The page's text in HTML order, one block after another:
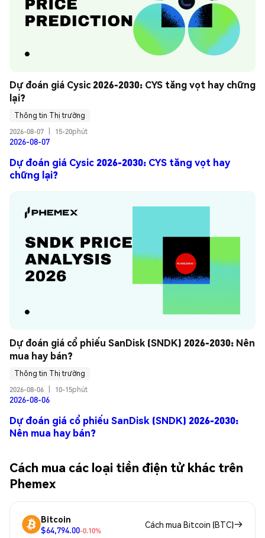
Dự đoán giá Cysic 2026-2030: CYS tăng vọt hay chững
lại?
Thông tin Thị trường
2026-08-07
15-20phút
2026-08-07
Dự đoán giá Cysic 2026-2030: CYS tăng vọt hay
chững lại?
Dự đoán giá cổ phiếu SanDisk (SNDK) 2026-2030: Nên
mua hay bán?
Thông tin Thị trường
2026-08-06
10-15phút
2026-08-06
Dự đoán giá cổ phiếu SanDisk (SNDK) 2026-2030:
Nên mua hay bán?
Cách mua các loại tiền điện tử khác trên
Phemex
Bitcoin
$64,794.00-0.10%
Cách mua Bitcoin (BTC)